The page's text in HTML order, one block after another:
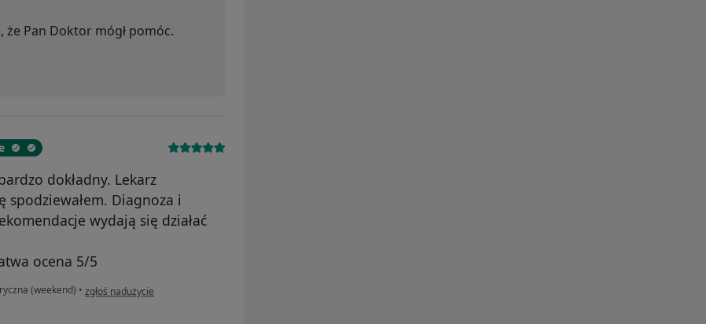
że Pan Doktor mógł pomóc.
dokładny. Lekarz
spodziewałem. Diagnoza i
wydają się działać
ocena 5/5
(weekend) • w opinii użytkownika Radek
zgłoś nadużycie